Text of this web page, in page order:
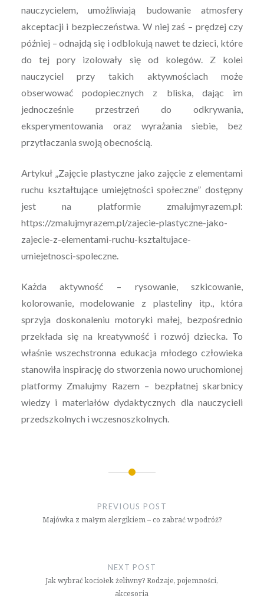
nauczycielem, umożliwiają budowanie atmosfery
akceptacji i bezpieczeństwa. W niej zaś – prędzej czy
później – odnajdą się i odblokują nawet te dzieci, które
do tej pory izolowały się od kolegów. Z kolei
nauczyciel przy takich aktywnościach może
obserwować podopiecznych z bliska, dając im
jednocześnie przestrzeń do odkrywania,
eksperymentowania oraz wyrażania siebie, bez
przytłaczania swoją obecnością.
Artykuł „Zajęcie plastyczne jako zajęcie z elementami
ruchu kształtujące umiejętności społeczne” dostępny
jest na platformie zmalujmyrazem.pl:
https://zmalujmyrazem.pl/zajecie-plastyczne-jako-
zajecie-z-elementami-ruchu-ksztaltujace-
umiejetnosci-spoleczne.
Każda aktywność – rysowanie, szkicowanie,
kolorowanie, modelowanie z plasteliny itp., która
sprzyja doskonaleniu motoryki małej, bezpośrednio
przekłada się na kreatywność i rozwój dziecka. To
właśnie wszechstronna edukacja młodego człowieka
stanowiła inspirację do stworzenia nowo uruchomionej
platformy Zmalujmy Razem – bezpłatnej skarbnicy
wiedzy i materiałów dydaktycznych dla nauczycieli
przedszkolnych i wczesnoszkolnych.
PREVIOUS POST
Majówka z małym alergikiem – co zabrać w podróż?
NEXT POST
Jak wybrać kociołek żeliwny? Rodzaje, pojemności,
akcesoria